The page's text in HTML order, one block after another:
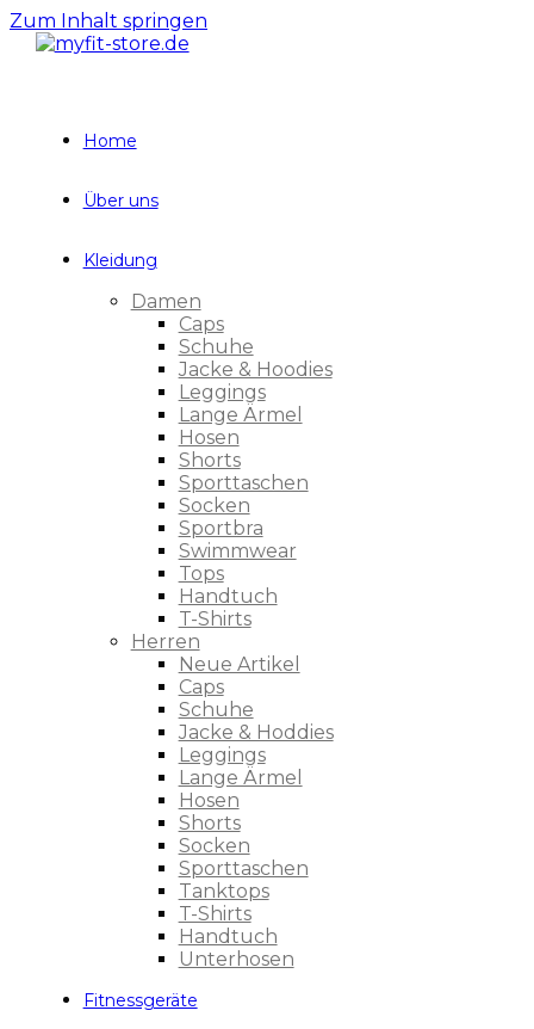
Zum Inhalt springen
Home
Über uns
Kleidung
Damen
Caps
Schuhe
Jacke & Hoodies
Leggings
Lange Ärmel
Hosen
Shorts
Sporttaschen
Socken
Sportbra
Swimmwear
Tops
Handtuch
T-Shirts
Herren
Neue Artikel
Caps
Schuhe
Jacke & Hoddies
Leggings
Lange Ärmel
Hosen
Shorts
Socken
Sporttaschen
Tanktops
T-Shirts
Handtuch
Unterhosen
Fitnessgeräte